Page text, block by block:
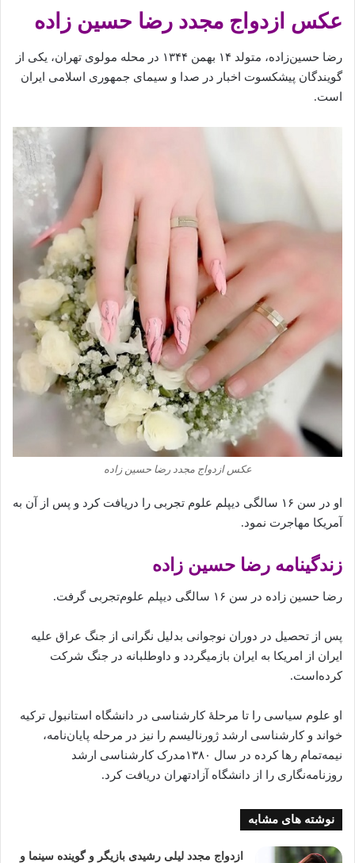
عکس ازدواج مجدد رضا حسین‌ زاده
رضا حسین‌زاده، متولد ۱۴ بهمن ۱۳۴۴ در محله مولوی تهران، یکی از
گویندگان پیشکسوت اخبار در صدا و سیمای جمهوری اسلامی
ایران
است.
عکس ازدواج مجدد رضا حسین‌ زاده
او در سن ۱۶ سالگی دیپلم علوم تجربی را دریافتکرد و پس از آن به
آمریکا مهاجرت نمود.
زندگینامه رضا حسین زاده‌
رضا حسین زاده‌ در سن ۱۶ سالگی دیپلم علوم‌تجربی گرفت.
پس از تحصیل در دوران‌ نوجوانی بدلیل نگرانی از جنگ عراق علیه
ایران از امریکا به ایران بازمیگردد و داوطلبانه در جنگ شرکت
کرده‌‌است.
او علوم سیاسی را تا مرحلهٔ کارشناسی در دانشگاه استانبول ترکیه
خواند و کارشناسی ارشد ژورنالیسم را نیز در مرحله پایان‌نامه،
نیمه‌تمام رها کرده در سال ۱۳۸۰مدرک کارشناسی ارشد
روزنامه‌نگاری را از دانشگاه آزادتهران دریافت کرد.
نوشته های مشابه
ازدواج مجدد لیلی رشیدی بازیگر و گوینده سینما و